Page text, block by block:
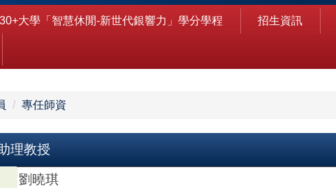
30+大學「智慧休閒-新世代銀響力」學分學程 招生資訊
專任師資
理教授
劉曉琪